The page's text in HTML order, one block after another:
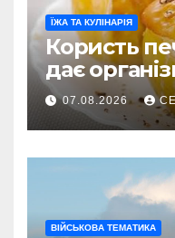
ЇЖА ТА КУЛІНАРІЯ
Користь
дає
07.08.2026
ВІЙСЬКОВА ТЕМАТИКА